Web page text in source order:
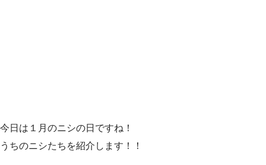
今日は１月のニシの日ですね！
うちのニシたちを紹介します！！